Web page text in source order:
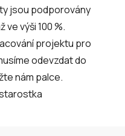
jsou podporovány
výši 100 %.
projektu pro
odevzdat do
nám palce.